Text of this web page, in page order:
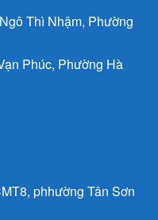
Thì Nhậm, Phường
Phúc, Phường Hà
phhường Tân Sơn